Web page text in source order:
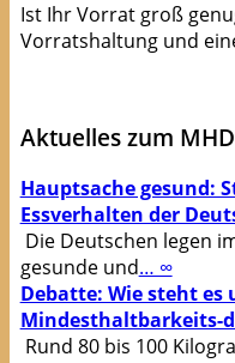
Ist Ihr Vorrat groß
Vorratshaltung und
Aktuelles zum MHD
Hauptsache gesund:
Essverhalten der
Die Deutschen legen
gesunde und… ∞
Debatte: Wie steht es
Mindesthaltbarkeits-
Rund 80 bis 100